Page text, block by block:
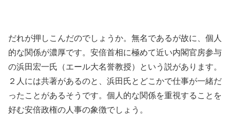
だれが押しこんだのでしょうか。無名であるが故に、個人
的な関係が濃厚です。安倍首相に極めて近い内閣官房参与
の浜田宏一氏（エール大名誉教授）という説があります。
２人には共著があるのと、浜田氏とどこかで仕事が一緒だ
ったことがあるそうです。個人的な関係を重視することを
好む安倍政権の人事の象徴でしょう。